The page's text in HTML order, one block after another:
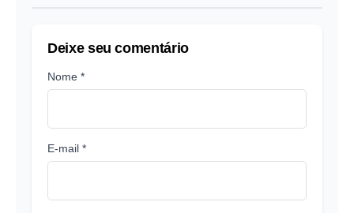
Deixe seu comentário
Nome *
E-mail *